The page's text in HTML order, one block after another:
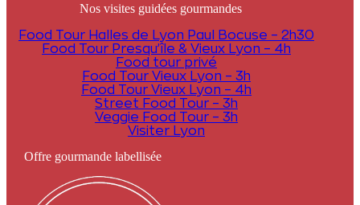
Nos visites guidées gourmandes
Food Tour Halles de Lyon Paul Bocuse – 2h30
Food Tour Presqu’île & Vieux Lyon – 4h
Food tour privé
Food Tour Vieux Lyon – 3h
Food Tour Vieux Lyon – 4h
Street Food Tour – 3h
Veggie Food Tour – 3h
Visiter Lyon
Offre gourmande labellisée